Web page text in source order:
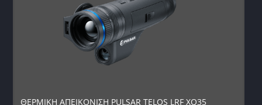
ΘΕΡΜΙΚΗ ΑΠΕΙΚΟΝΙΣΗ PULSAR TELOS LRF XQ35